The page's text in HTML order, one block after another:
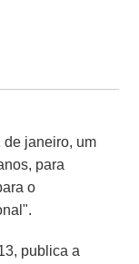
de janeiro, um
para
o
publica a